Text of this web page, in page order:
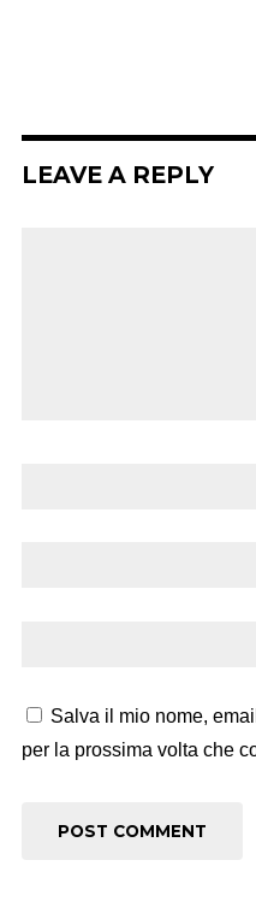
LEAVE A REPLY
Salva il mio nome,
per la prossima volta che